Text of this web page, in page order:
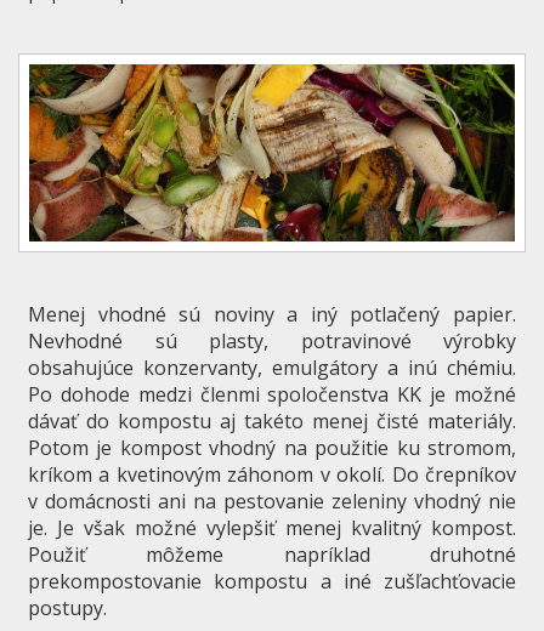
Menej vhodné sú noviny a iný potlačený papier.
Nevhodné sú plasty, potravinové výrobky
obsahujúce konzervanty, emulgátory a inú chémiu.
Po dohode medzi členmi spoločenstva KK je možné
dávať do kompostu aj takéto menej čisté materiály.
Potom je kompost vhodný na použitie ku stromom,
kríkom a kvetinovým záhonom v okolí. Do črepníkov
v domácnosti ani na pestovanie zeleniny vhodný nie
je. Je však možné vylepšiť menej kvalitný kompost.
Použiť môžeme napríklad druhotné
prekompostovanie kompostu a iné zušľachťovacie
postupy.